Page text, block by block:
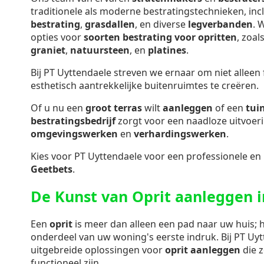
traditionele als moderne bestratingstechnieken,
bestrating, grasdallen, en diverse legverbanden.
opties voorsoorten bestrating voor opritten,
graniet, natuursteen, en platines.
Bij PT Uyttendaele streven we ernaar om niet
esthetisch aantrekkelijke buitenruimtes te creëren.
Of u nu een groot terraswiltaanleggen of een
bestratingsbedrijfzorgt voor een naadloze
omgevingswerken en verhardingswerken.
Kies voor PT Uyttendaele voor een professionele
Geetbets.
De Kunst van Oprit aanleggen
Een oprit is meer dan alleen een pad naar uw huis;
onderdeel van uw woning's eerste indruk. Bij PT
uitgebreide oplossingen vooroprit aanleggen die